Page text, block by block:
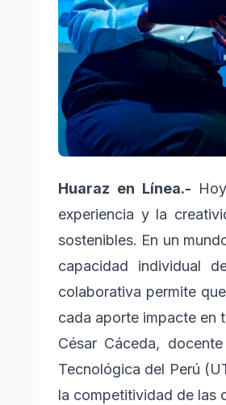
Huaraz en Línea.-
experiencia y la
sostenibles. En un
capacidad individual
colaborativa permite
cada aporte impacte en
César Cáceda,
Tecnológica del Perú
la competitividad de las